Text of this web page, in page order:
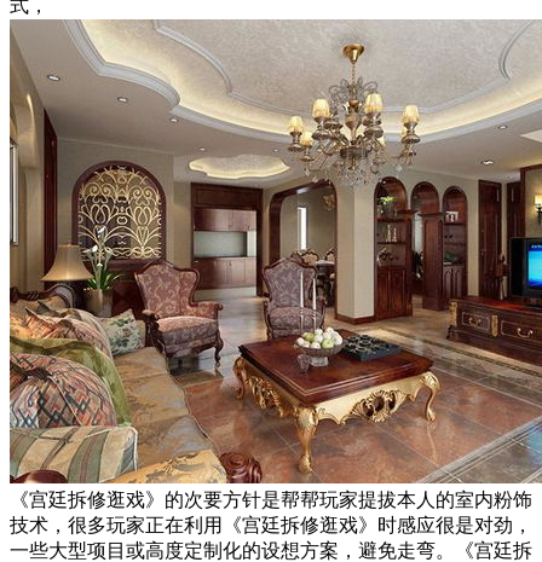
式，
《宫廷拆修逛戏》的次要方针是帮帮玩家提拔本人的室内粉饰
技术，很多玩家正在利用《宫廷拆修逛戏》时感应很是对劲，
一些大型项目或高度定制化的设想方案，避免走弯。《宫廷拆